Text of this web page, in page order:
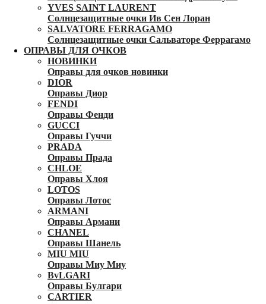
YVES SAINT LAURENT
Солнцезащитные очки Ив Сен Лоран
SALVATORE FERRAGAMO
Солнцезащитные очки Сальваторе Феррагамо
ОПРАВЫ ДЛЯ ОЧКОВ
НОВИНКИ
Оправы для очков новинки
DIOR
Оправы Диор
FENDI
Оправы Фенди
GUCCI
Оправы Гуччи
PRADA
Оправы Прада
CHLOE
Оправы Хлоя
LOTOS
Оправы Лотос
ARMANI
Оправы Армани
CHANEL
Оправы Шанель
MIU MIU
Оправы Миу Миу
BvLGARI
Оправы Булгари
CARTIER